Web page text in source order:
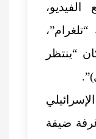
“ينتظر
ضيقة